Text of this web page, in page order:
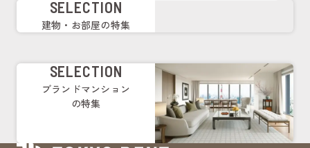
SELECTION
建物・お部屋の特集
SELECTION
ブランドマンション
の特集